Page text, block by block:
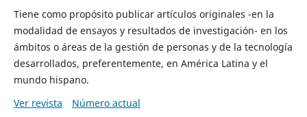
Tiene como propósito publicar artículos originales -en la
modalidad de ensayos y resultados de investigación- en los
ámbitos o áreas de la gestión de personas y de la tecnología
desarrollados, preferentemente, en América Latina y el
mundo hispano.
Ver revista
Número actual